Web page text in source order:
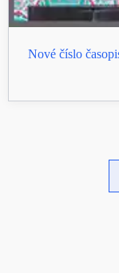
Nové číslo